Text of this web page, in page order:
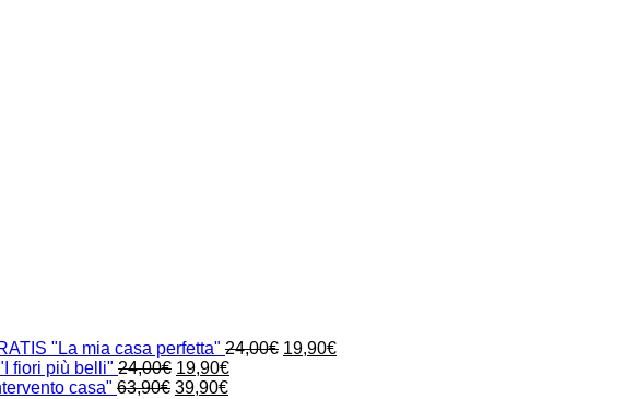
"La mia casa perfetta" 24,00€ Il
19,90€Il
fiori più belli" 24,00€ Il
prezzo
19,90€Il
casa" 63,90€ Il
39,90€Il